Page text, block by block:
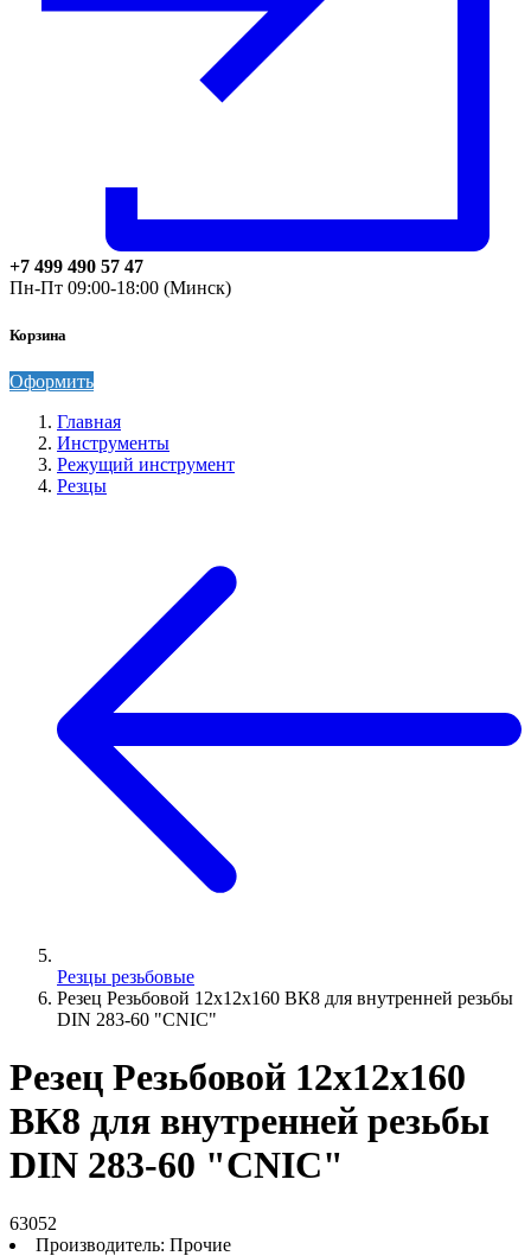
+7 499 490 57 47
Пн-Пт 09:00-18:00 (Минск)
Корзина
Оформить
Главная
Инструменты
Режущий инструмент
Резцы
Резцы резьбовые
Резец Резьбовой 12х12х160 ВК8 для внутренней резьбы
DIN 283-60 "CNIC"
Резец Резьбовой 12х12х160
ВК8 для внутренней резьбы
DIN 283-60 "CNIC"
63052
Производитель: Прочие